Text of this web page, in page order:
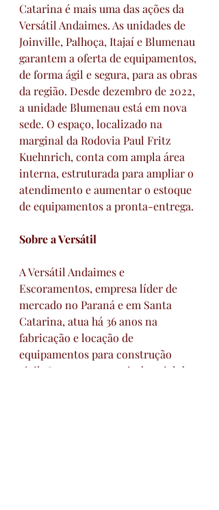
Catarina é mais uma das ações da
Versátil Andaimes. As unidades de
Joinville, Palhoça, Itajaí e Blumenau
garantem a oferta de equipamentos,
de forma ágil e segura, para as obras
da região. Desde dezembro de 2022,
a unidade Blumenau está em nova
sede. O espaço, localizado na
marginal da Rodovia Paul Fritz
Kuehnrich, conta com ampla área
interna, estruturada para ampliar o
atendimento e aumentar o estoque
de equipamentos a pronta-entrega.
Sobre a Versátil
A Versátil Andaimes e
Escoramentos, empresa líder de
mercado no Paraná e em Santa
Catarina, atua há 36 anos na
fabricação e locação de
equipamentos para construção
civil. Com um parque industrial de